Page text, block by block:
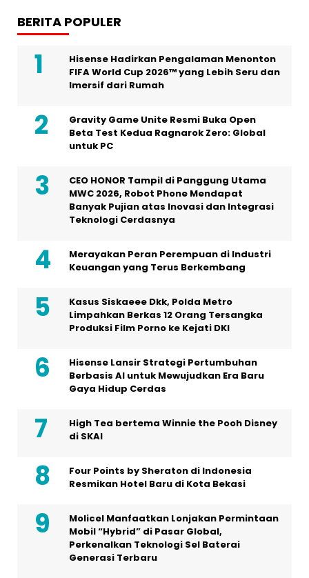
BERITA POPULER
Hisense Hadirkan Pengalaman Menonton
FIFA World Cup 2026™ yang Lebih Seru dan
Imersif dari Rumah
Gravity Game Unite Resmi Buka Open
Beta Test Kedua Ragnarok Zero: Global
untuk PC
CEO HONOR Tampil di Panggung Utama
MWC 2026, Robot Phone Mendapat
Banyak Pujian atas Inovasi dan Integrasi
Teknologi Cerdasnya
Merayakan Peran Perempuan di Industri
Keuangan yang Terus Berkembang
Kasus Siskaeee Dkk, Polda Metro
Limpahkan Berkas 12 Orang Tersangka
Produksi Film Porno ke Kejati DKI
Hisense Lansir Strategi Pertumbuhan
Berbasis AI untuk Mewujudkan Era Baru
Gaya Hidup Cerdas
High Tea bertema Winnie the Pooh Disney
di SKAI
Four Points by Sheraton di Indonesia
Resmikan Hotel Baru di Kota Bekasi
Molicel Manfaatkan Lonjakan Permintaan
Mobil “Hybrid” di Pasar Global,
Perkenalkan Teknologi Sel Baterai
Generasi Terbaru